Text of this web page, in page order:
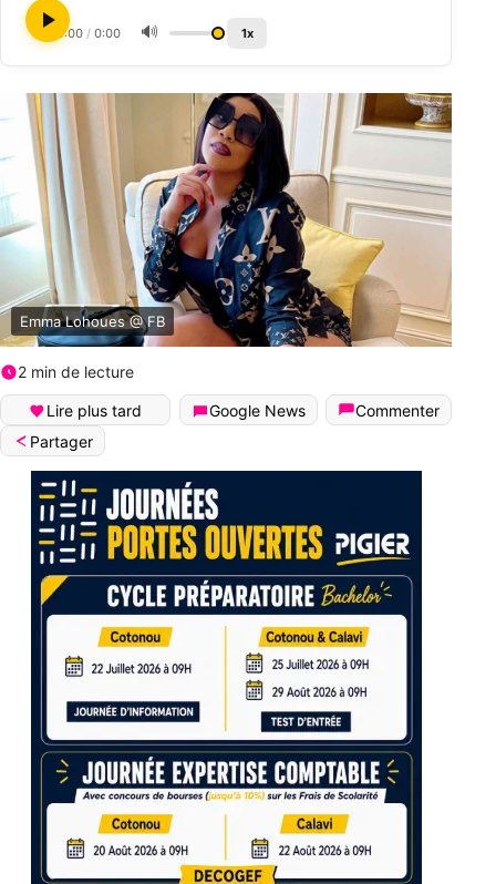
0:00 / 0:00 🔊 1x
Emma Lohoues @ FB
2 min de lecture
Lire plus tard Google News
Commenter
Partager